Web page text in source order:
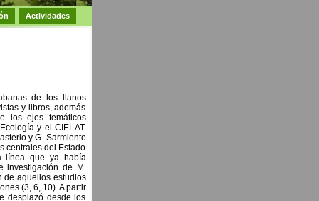
Actividades
de los llanos
y libros, además
los ejes temáticos
y el CIELAT.
y G. Sarmiento
centrales del Estado
línea que ya había
investigación de M.
de aquellos estudios
(3, 6, 10). A partir
desplazó desde los